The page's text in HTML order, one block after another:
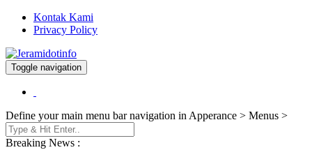
Kontak Kami
Privacy Policy
Jeramidotinfo
Berita dan Informasi Terkini
Toggle navigation
Define your main menu bar navigation in Apperance > Menus >
Breaking News :